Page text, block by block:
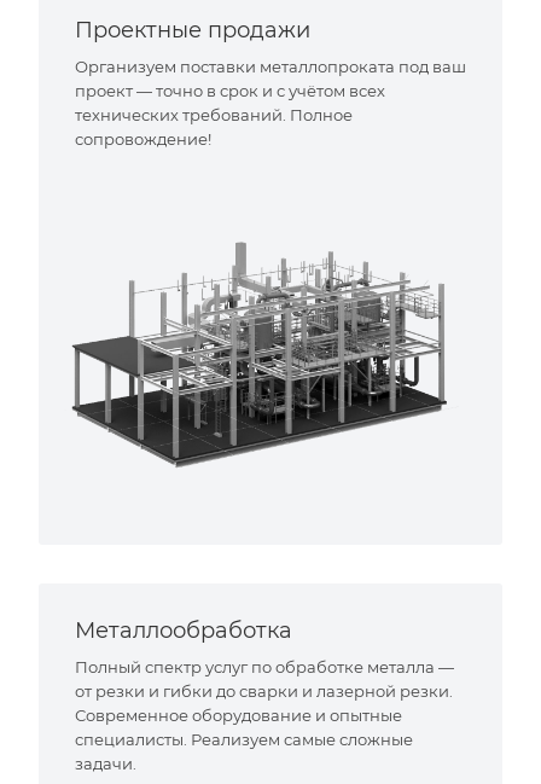
Проектные продажи
Организуем поставки металлопроката под ваш
проект — точно в срок и с учётом всех
технических требований. Полное
сопровождение!
Металлообработка
Полный спектр услуг по обработке металла —
от резки и гибки до сварки и лазерной резки.
Современное оборудование и опытные
специалисты. Реализуем самые сложные
задачи.